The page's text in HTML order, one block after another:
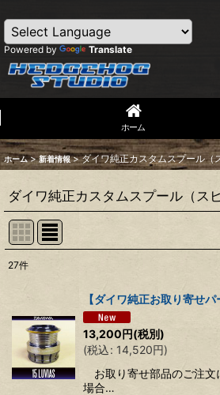
Powered by Translate
ホーム
ホーム > 新着情報 > ダイワ純正カスタムスプール（
ダイワ純正カスタムスプール（ス
表示数:
並び順:
27件
【ダイワ純正お取り寄せ
13,200円(税別)
(税込: 14,520円)
お取り寄せ部品のご注文
場合…